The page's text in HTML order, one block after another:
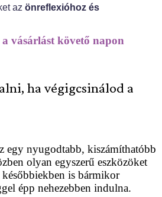
az önreflexióhoz és
vásárlást követő napon
ha végigcsinálod a
egy nyugodtabb, kiszámíthatóbb
olyan egyszerű eszközöket
is bármikor
épp nehezebben indulna.